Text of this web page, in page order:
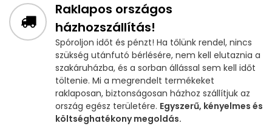
Raklapos országos
házhozszállítás!
Spóroljon időt és pénzt! Ha tőlünk rendel, nincs
szükség utánfutó bérlésére, nem kell elutaznia a
szakáruházba, és a sorban állással sem kell időt
töltenie. Mi a megrendelt termékeket
raklaposan, biztonságosan házhoz szállítjuk az
ország egész területére. Egyszerű, kényelmes és
költséghatékony megoldás.